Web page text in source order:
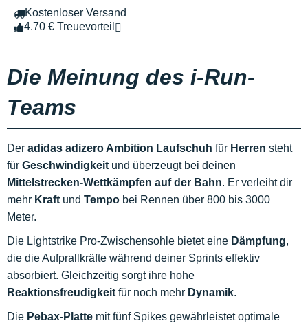
Kostenloser Versand
4.70 € Treuevorteil
Die Meinung des i-Run-
Teams
Der adidas adizero Ambition Laufschuh für Herren steht
für Geschwindigkeit und überzeugt bei deinen
Mittelstrecken-Wettkämpfen auf der Bahn. Er verleiht dir
mehr Kraft und Tempo bei Rennen über 800 bis 3000
Meter.
Die Lightstrike Pro-Zwischensohle bietet eine Dämpfung,
die die Aufprallkräfte während deiner Sprints effektiv
absorbiert. Gleichzeitig sorgt ihre hohe
Reaktionsfreudigkeit für noch mehr Dynamik.
Die Pebax-Platte mit fünf Spikes gewährleistet optimale